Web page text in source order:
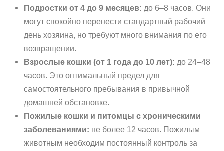
Подростки от 4 до 9 месяцев: до 6–8 часов. Они
могут спокойно перенести стандартный рабочий
день хозяина, но требуют много внимания по его
возвращении.
Взрослые кошки (от 1 года до 10 лет): до 24–48
часов. Это оптимальный предел для
самостоятельного пребывания в привычной
домашней обстановке.
Пожилые кошки и питомцы с хроническими
заболеваниями: не более 12 часов. Пожилым
животным необходим постоянный контроль за